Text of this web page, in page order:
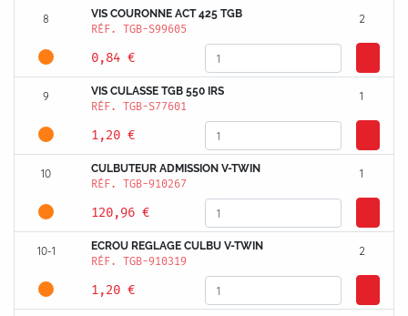
8
VIS COURONNE ACT 425 TGB
RÉF.
TGB-S99605
2
0,84 €
9
VIS CULASSE TGB 550 IRS
RÉF.
TGB-S77601
1
1,20 €
10
CULBUTEUR ADMISSION V-TWIN
RÉF.
TGB-910267
1
120,96 €
10-1
ECROU REGLAGE CULBU V-TWIN
RÉF.
TGB-910319
2
1,20 €